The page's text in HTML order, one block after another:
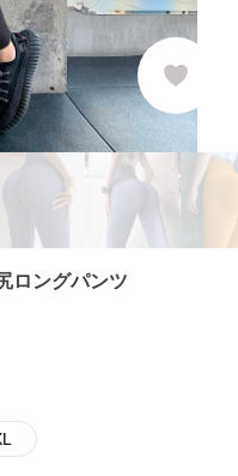
ロングパンツ